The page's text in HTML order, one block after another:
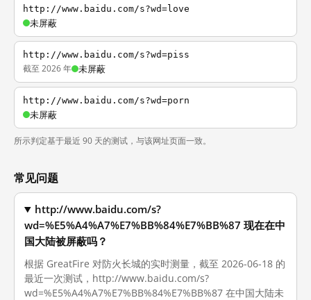
http://www.baidu.com/s?wd=love
未屏蔽
http://www.baidu.com/s?wd=piss
截至 2026 年 未屏蔽
http://www.baidu.com/s?wd=porn
未屏蔽
所示判定基于最近 90 天的测试，与该网址页面一致。
常见问题
http://www.baidu.com/s?
wd=%E5%A4%A7%E7%BB%84%E7%BB%87 现在在中
国大陆被屏蔽吗？
根据 GreatFire 对防火长城的实时测量，截至 2026-06-18 的
最近一次测试，http://www.baidu.com/s?
wd=%E5%A4%A7%E7%BB%84%E7%BB%87 在中国大陆未